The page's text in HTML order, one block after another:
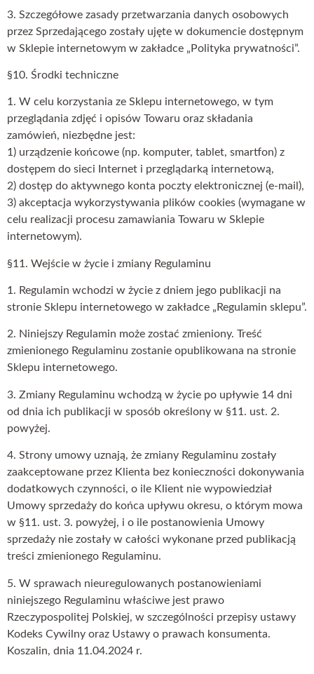
3. Szczegółowe zasady przetwarzania danych osobowych
przez Sprzedającego zostały ujęte w dokumencie dostępnym
w Sklepie internetowym w zakładce „Polityka prywatności”.
§10. Środki techniczne
1. W celu korzystania ze Sklepu internetowego, w tym
przeglądania zdjęć i opisów Towaru oraz składania
zamówień, niezbędne jest:
1) urządzenie końcowe (np. komputer, tablet, smartfon) z
dostępem do sieci Internet i przeglądarką internetową,
2) dostęp do aktywnego konta poczty elektronicznej (e-mail),
3) akceptacja wykorzystywania plików cookies (wymagane w
celu realizacji procesu zamawiania Towaru w Sklepie
internetowym).
§11. Wejście w życie i zmiany Regulaminu
1. Regulamin wchodzi w życie z dniem jego publikacji na
stronie Sklepu internetowego w zakładce „Regulamin sklepu”.
2. Niniejszy Regulamin może zostać zmieniony. Treść
zmienionego Regulaminu zostanie opublikowana na stronie
Sklepu internetowego.
3. Zmiany Regulaminu wchodzą w życie po upływie 14 dni
od dnia ich publikacji w sposób określony w §11. ust. 2.
powyżej.
4. Strony umowy uznają, że zmiany Regulaminu zostały
zaakceptowane przez Klienta bez konieczności dokonywania
dodatkowych czynności, o ile Klient nie wypowiedział
Umowy sprzedaży do końca upływu okresu, o którym mowa
w §11. ust. 3. powyżej, i o ile postanowienia Umowy
sprzedaży nie zostały w całości wykonane przed publikacją
treści zmienionego Regulaminu.
5. W sprawach nieuregulowanych postanowieniami
niniejszego Regulaminu właściwe jest prawo
Rzeczypospolitej Polskiej, w szczególności przepisy ustawy
Kodeks Cywilny oraz Ustawy o prawach konsumenta.
Koszalin, dnia 11.04.2024 r.